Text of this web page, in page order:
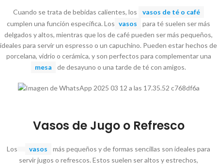
Cuando se trata de bebidas calientes, los
vasos de té o café
cumplen una función específica. Los vasos
para té suelen ser más
delgados y altos, mientras que los de café pueden ser más pequeños,
ideales para servir un espresso o un capuchino. Pueden estar hechos de
porcelana, vidrio o cerámica, y son perfectos para complementar una
mesa
de desayuno o una tarde de té con amigos.
Vasos de Jugo o Refresco
Los vasos
más pequeños y de formas sencillas son ideales para
servir jugos o refrescos. Estos suelen ser altos y estrechos,